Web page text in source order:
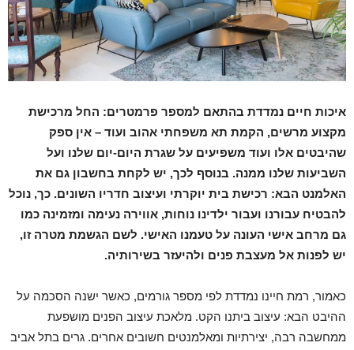
איכות חיים נמדדת בהתאם למספר פרמטרים: החל מרכישת
מקצוע מרשים, הקמת תא משפחתי אהוב ועוד – אין ספק
שהיבטים אלו ועוד משפיעים על שגרת היום-יום שלנו ועל
השביעות שלנו ממנה. בנוסף לכך, יש לקחת בחשבון גם את
האלמנט הבא: רכישת בית יוקרתי ועיצוב חדריו השונים. כך, נוכל
להבטיח עבורנו ועבור ילדינו נוחות, אווירה נעימה ומזמינה כמו
גם מרחב אישי העונה על טעמנו האישי. לשם הגשמת מטרה זו,
יש לפנות אל מעצבת פנים ולהיעזר בשירותיה.
כאמור, רמת חיינו נמדדת לפי מספר גורמים, כאשר ישנה הסכמה על
ההיבט הבא: עיצוב ביתנו הקט. מלאכת עיצוב הפנים מושפעת
ממחשבה רבה, יצירתיות ומאלמנטים חשובים אחרים. גרים בתל אביב